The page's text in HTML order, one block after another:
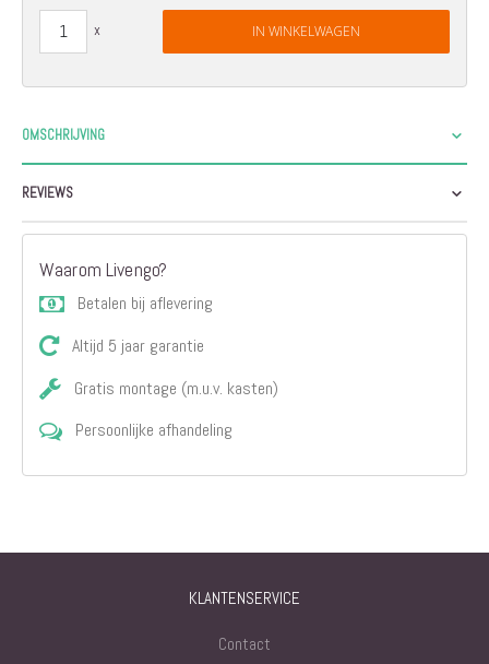
IN WINKELWAGEN
OMSCHRIJVING
REVIEWS
Waarom Livengo?
Betalen bij aflevering
Altijd 5 jaar garantie
Gratis montage (m.u.v. kasten)
Persoonlijke afhandeling
KLANTENSERVICE
Contact